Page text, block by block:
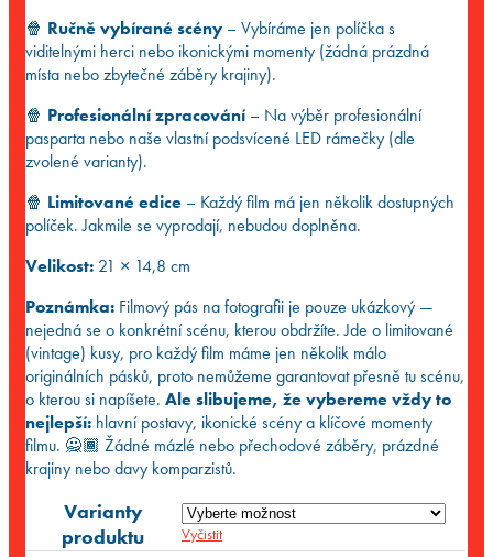
🍿 Ručně vybírané scény – Vybíráme jen políčka s
viditelnými herci nebo ikonickými momenty (žádná prázdná
místa nebo zbytečné záběry krajiny).
🍿 Profesionální zpracování – Na výběr profesionální
pasparta nebo naše vlastní podsvícené LED rámečky (dle
zvolené varianty).
🍿 Limitované edice – Každý film má jen několik dostupných
políček. Jakmile se vyprodají, nebudou doplněna.
Velikost: 21 × 14,8 cm
Poznámka: Filmový pás na fotografii je pouze ukázkový —
nejedná se o konkrétní scénu, kterou obdržíte. Jde o limitované
(vintage) kusy, pro každý film máme jen několik málo
originálních pásků, proto nemůžeme garantovat přesně tu scénu,
o kterou si napíšete. Ale slibujeme, že vybereme vždy to
nejlepší: hlavní postavy, ikonické scény a klíčové momenty
filmu. 🙅🏾 Žádné mázlé nebo přechodové záběry, prázdné
krajiny nebo davy komparzistů.
Varianty
produktu
Vyčistit